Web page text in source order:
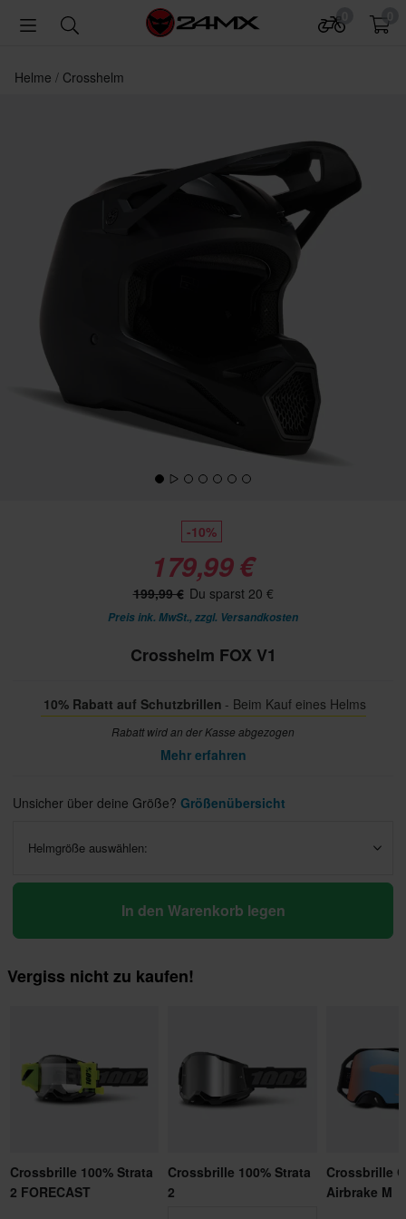
Helme Crosshelm
-10%
179,99 €
199,99 € Du sparst 20 €
Preis ink. MwSt., zzgl. Versandkosten
Crosshelm FOX V1
10% Rabatt auf Schutzbrillen - Beim Kauf eines Helms
Rabatt wird an der Kasse abgezogen
Mehr erfahren
Unsicher über deine Größe? Größenübersicht
Helmgröße auswählen:
In den Warenkorb legen
Vergiss nicht zu kaufen!
Crossbrille 100% Strata
2 FORECAST
Crossbrille 100% Strata
2
Crossbrille
Airbrake M